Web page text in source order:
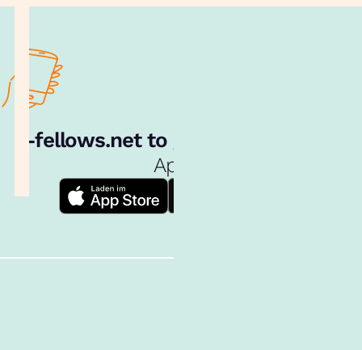
e‑fellows.net to go:
App!